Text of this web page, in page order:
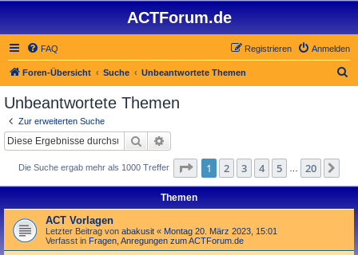
ACTForum.de
FAQ Anmelden
Registrieren
Foren-Übersicht Suche Unbeantwortete Themen
Unbeantwortete Themen
Zur erweiterten Suche
Suche
Die Suche ergab mehr als 1000 Treffer Seite 1von 20
1 2 3 4 5 20
Themen
ACT Vorlagen
Letzter Beitrag von abakusit « Montag 20. März 2023, 15:01
Verfasst in Fragen, Anregungen zum ACTForum.de